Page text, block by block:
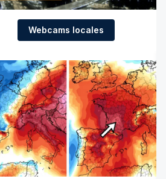
Webcams locales